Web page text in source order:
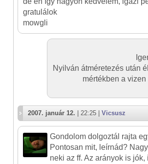
gratulálok
mowgli
Nyilván átméretezés után
mértékben a
2007. január 12. | 22:25 | Vicsusz
Gondolom dolgoztál rajta
Pontosan mit, leírnád?
neki az ff. Az arányok is